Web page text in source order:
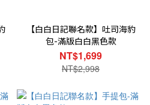
【白白日記聯名款】吐司海豹
包-滿版白白黑色款
NT$1,699
NT$2,998